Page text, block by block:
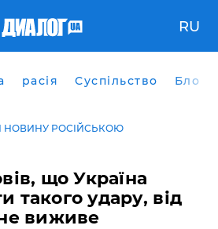
RU
расія Суспільство Блоги
НОВИНУ РОСІЙСЬКОЮ
що Україна
такого удару, від
виживе